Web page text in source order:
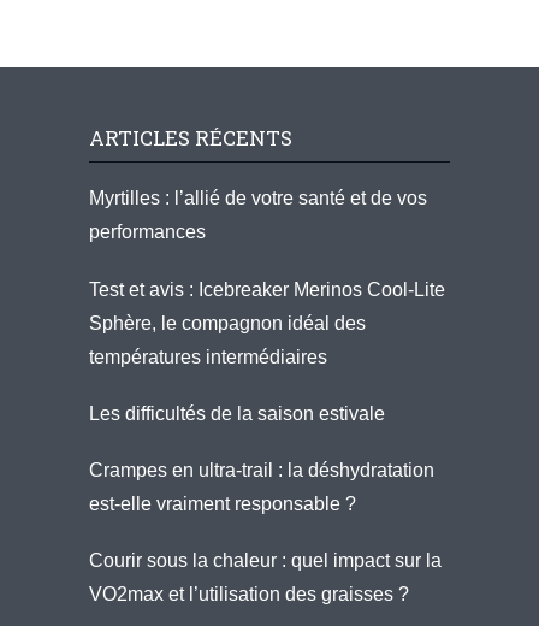
ARTICLES RÉCENTS
Myrtilles : l’allié de votre santé et de vos
performances
Test et avis : Icebreaker Merinos Cool-Lite
Sphère, le compagnon idéal des
températures intermédiaires
Les difficultés de la saison estivale
Crampes en ultra-trail : la déshydratation
est-elle vraiment responsable ?
Courir sous la chaleur : quel impact sur la
VO2max et l’utilisation des graisses ?